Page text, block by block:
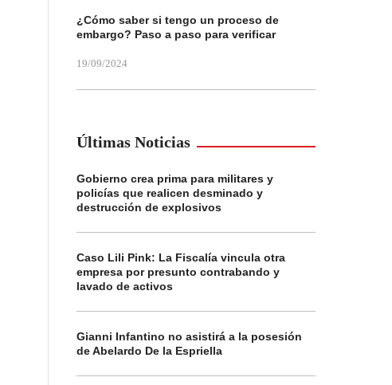
¿Cómo saber si tengo un proceso de
embargo? Paso a paso para verificar
19/09/2024
Últimas Noticias
Gobierno crea prima para militares y
policías que realicen desminado y
destrucción de explosivos
Caso Lili Pink: La Fiscalía vincula otra
empresa por presunto contrabando y
lavado de activos
Gianni Infantino no asistirá a la posesión
de Abelardo De la Espriella